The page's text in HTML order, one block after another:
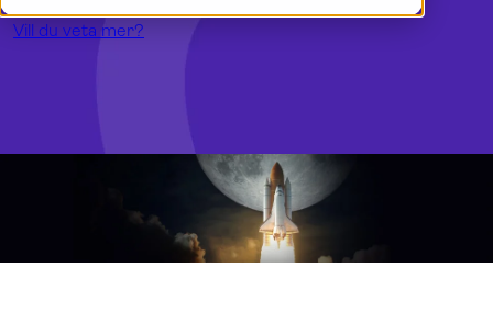
English
Logga in
Vill du veta mer?